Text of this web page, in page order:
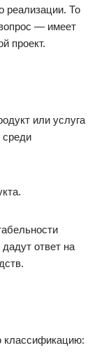
реализации. То
— имеет
проект.
или услуга
среди
ответ на
классификацию: